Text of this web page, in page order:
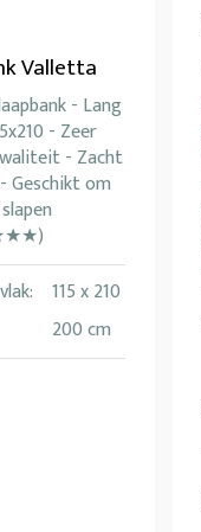
Valletta
- Lang
- Zeer
- Zacht
Geschikt om
115 x 210
200 cm